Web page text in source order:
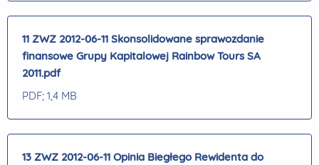
11 ZWZ 2012-06-11 Skonsolidowane sprawozdanie
finansowe Grupy Kapitalowej Rainbow Tours SA
2011.pdf
PDF; 1,4 MB
13 ZWZ 2012-06-11 Opinia Biegłego Rewidenta do